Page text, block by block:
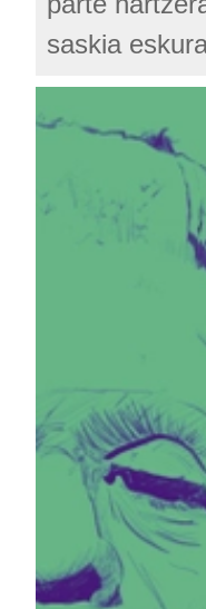
saskia